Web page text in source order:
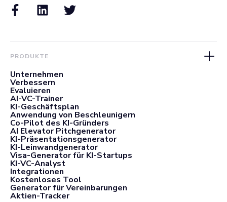
PRODUKTE
Unternehmen
Verbessern
Evaluieren
AI-VC-Trainer
KI-Geschäftsplan
Anwendung von Beschleunigern
Co-Pilot des KI-Gründers
AI Elevator Pitchgenerator
KI-Präsentationsgenerator
KI-Leinwandgenerator
Visa-Generator für KI-Startups
KI-VC-Analyst
Integrationen
Kostenloses Tool
Generator für Vereinbarungen
Aktien-Tracker